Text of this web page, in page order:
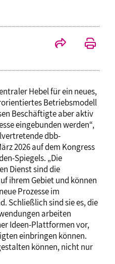
Hebel für ein neues,
Betriebsmodell
Beschäftigte aber aktiv
eingebunden werden“,
dbb-
2026 auf dem Kongress
Spiegels. „Die
Dienst sind die
ihrem Gebiet und können
Prozesse im
Schließlich sind sie es, die
arbeiten
Ideen-Plattformen vor,
einbringen können.
können, nicht nur